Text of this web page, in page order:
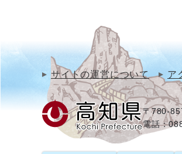
サイトの運営について ア
〒780-
電話：